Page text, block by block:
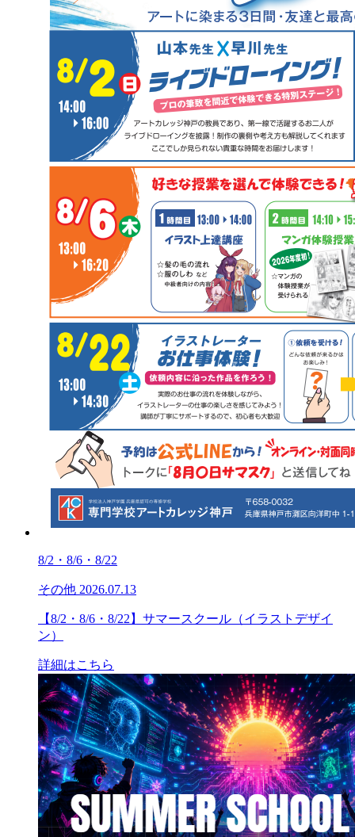
8/2・8/6・8/22
その他 2026.07.13
【8/2・8/6・8/22】サマースクール（イラストデザイ
ン）
詳細はこちら